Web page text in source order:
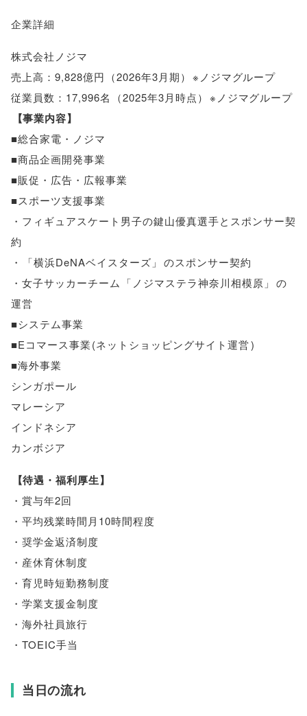
企業詳細
株式会社ノジマ
売上高：9,828億円 （2026年3月期） ※ノジマグループ
従業員数：17,996名
（2025年3月時点） ※ノジマグループ
【事業内容】
■総合家電・ノジマ
■商品企画開発事業
■販促・広告・広報事業
■スポーツ支援事業
・フィギュアスケート男子の鍵山優真選手とスポンサー契
約
・
「横浜DeNAベイスターズ 」 のスポンサー契約
・女子サッカーチーム 「 ノジマステラ神奈川相模原 」 の
運営
■システム事業
■Eコマース事業(ネットショッピングサイト運営)
■海外事業
シンガポール
マレーシア
インドネシア
カンボジア
【待遇・福利厚生】
・賞与年2回
・平均残業時間月10時間程度
・奨学金返済制度
・産休育休制度
・育児時短勤務制度
・学業支援金制度
・海外社員旅行
・TOEIC手当
当日の流れ